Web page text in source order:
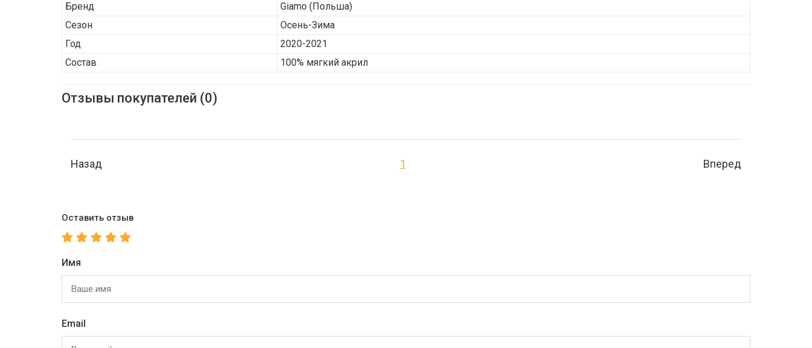
Бренд
Giamo (Польша)
Сезон
Осень-Зима
Год
2020-2021
Состав
100% мягкий акрил
Отзывы покупателей (0)
Назад 1 Вперед
Оставить отзыв
Имя
Email